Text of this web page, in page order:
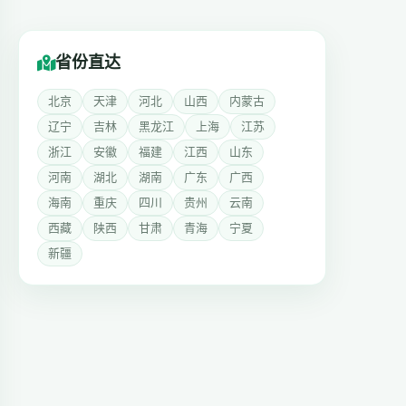
省份直达
北京 天津 河北 山西
内蒙古
辽宁
吉林 黑龙江 上海
江苏
浙江
安徽 福建 江西
山东
河南
湖北 湖南 广东
广西
海南
重庆 四川 贵州
云南
西藏
陕西 甘肃 青海
宁夏
新疆